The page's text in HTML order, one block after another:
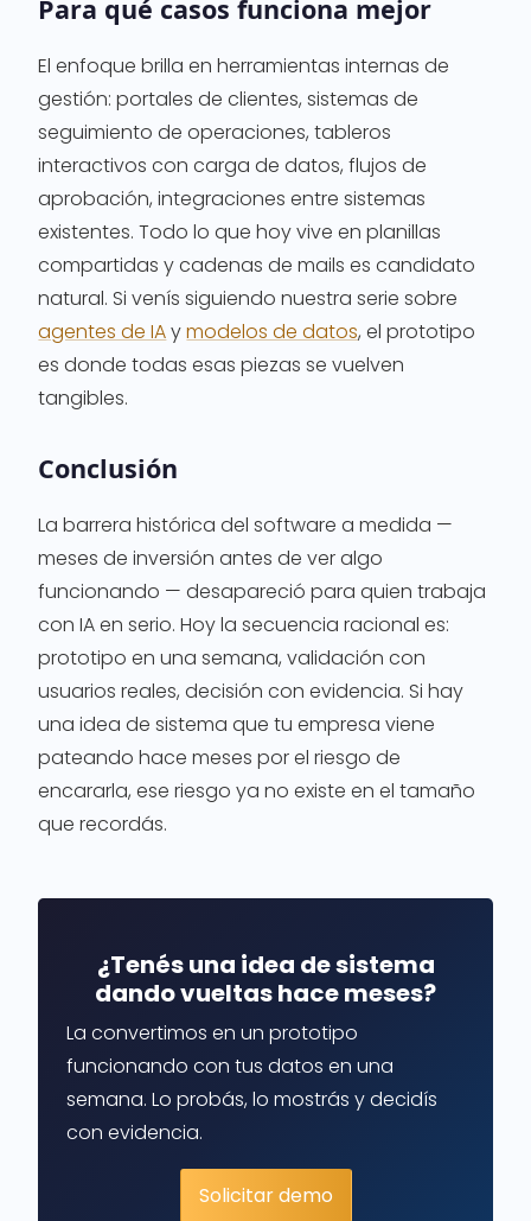
Para qué casos funciona mejor
El enfoque brilla en herramientas internas de
gestión: portales de clientes, sistemas de
seguimiento de operaciones, tableros
interactivos con carga de datos, flujos de
aprobación, integraciones entre sistemas
existentes. Todo lo que hoy vive en planillas
compartidas y cadenas de mails es candidato
natural. Si venís siguiendo nuestra serie sobre
agentes de IAymodelos de datos, el prototipo
es donde todas esas piezas se vuelven
tangibles.
Conclusión
La barrera histórica del software a medida —
meses de inversión antes de ver algo
funcionando — desapareció para quien trabaja
con IA en serio. Hoy la secuencia racional es:
prototipo en una semana, validación con
usuarios reales, decisión con evidencia. Si hay
una idea de sistema que tu empresa viene
pateando hace meses por el riesgo de
encararla, ese riesgo ya no existe en el tamaño
que recordás.
¿Tenés una idea de sistema
dando vueltas hace meses?
La convertimos en un prototipo
funcionando con tus datos en una
semana. Lo probás, lo mostrás y decidís
con evidencia.
Solicitar demo